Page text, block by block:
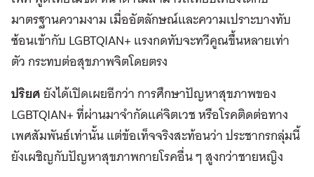
มาตรฐานความงาม เมื่ออัตลักษณ์และความเปราะบางทับ
ซ้อนเข้ากับ LGBTQIAN+ แรงกดทับจะทวีคูณขึ้นหลายเท่า
ตัว กระทบต่อสุขภาพจิตโดยตรง
ปริยศยังได้เปิดเผยอีกว่า การศึกษาปัญหาสุขภาพของ
LGBTQIAN+ ที่ผ่านมาจำกัดแค่จิตเวช หรือโรคติดต่อทาง
เพศสัมพันธ์เท่านั้น แต่ข้อเท็จจริงสะท้อนว่า ประชากรกลุ่มนี้
ยังเผชิญกับปัญหาสุขภาพกายโรคอื่น ๆ สูงกว่าชายหญิง